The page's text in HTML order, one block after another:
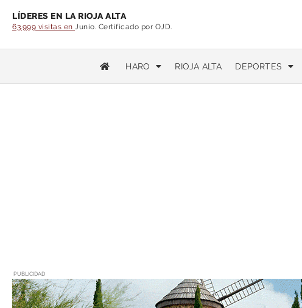
LÍDERES EN LA RIOJA ALTA
63.999 visitas en Junio. Certificado por OJD.
HARO RIOJA ALTA DEPORTES
PUBLICIDAD